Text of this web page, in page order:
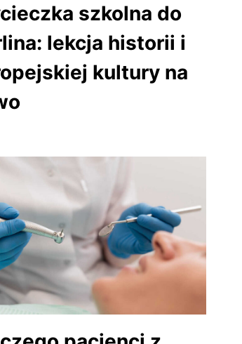
szkolna do
lekcja historii i
kultury na